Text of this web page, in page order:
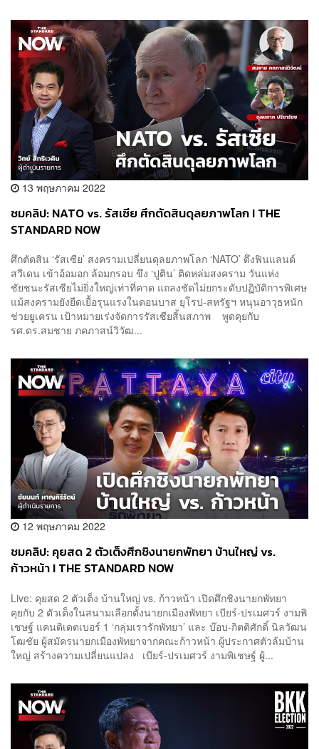
13 พฤษภาคม 2022
ชมคลิป: NATO vs. รัสเซีย ศึกตัดสินดุลยภาพโลก I THE
STANDARD NOW
ศึกตัดสิน ‘รัสเซีย’ สงครามเปลี่ยนดุลยภาพโลก ‘NATO’ ดึงฟินแลนด์
สวีเดน เข้าอ้อมอก ล้อมกรอบ ขึง ‘ปูติน’ ติดหล่มสงคราม วันแห่ง
ชัยชนะรัสเซียไม่ยิ่งใหญ่เท่าที่คาด แถลงชัดไม่ยกระดับปฏิบัติการพิเศษ
แม้สงครามยังยืดเยื้อรุนแรงในดอนบาส ยุโรป-สหรัฐฯ หนุนอาวุธหนัก
ช่วยยูเครน เป้าหมายเร่งจัดการรัสเซียสิ้นสภาพ พูดคุยกับ
รศ.ดร.สมชาย ภคภาสน์วิวัฒ...
12 พฤษภาคม 2022
ชมคลิป: คุยสด 2 ตัวเต็งศึกชิงนายกพัทยา บ้านใหญ่ vs.
ก้าวหน้า I THE STANDARD NOW
Live: คุยสด 2 ตัวเต็ง บ้านใหญ่ vs. ก้าวหน้า เปิดศึกชิงนายกพัทยา
คุยกับ 2 ตัวเต็งในสนามเลือกตั้งนายกเมืองพัทยา เบียร์-ปรเมศวร์ งามพิ
เชษฐ์ แคนดิเดตเบอร์ 1 ‘กลุ่มเรารักพัทยา’ และ บ๊อบ-กิตติศักดิ์ นิลวัฒน
โฒชัย ผู้สมัครนายกเมืองพัทยาจากคณะก้าวหน้า ผู้ประกาศตัวล้มบ้าน
ใหญ่ สร้างความเปลี่ยนแปลง เบียร์-ปรเมศวร์ งามพิเชษฐ์ ผู้...